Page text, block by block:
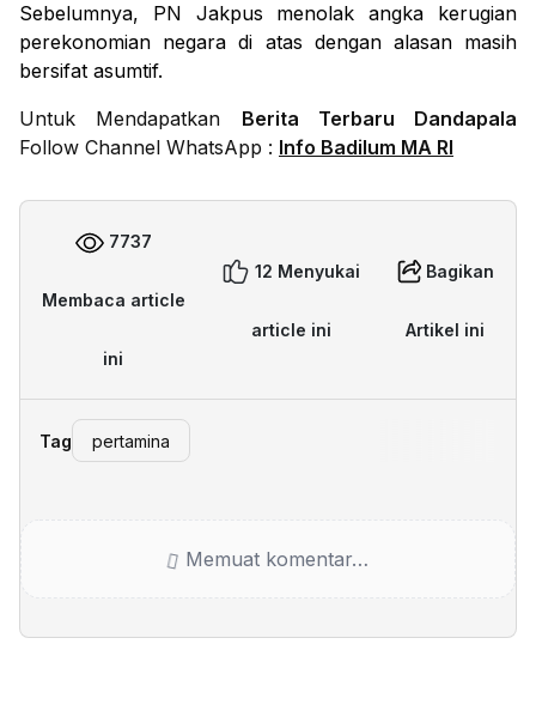
Sebelumnya, PN Jakpus menolak angka kerugian
perekonomian negara di atas dengan alasan masih
bersifat asumtif.
Untuk Mendapatkan Berita Terbaru Dandapala
Follow Channel WhatsApp : Info Badilum MA RI
7737
Membaca article
ini
12 Menyukai
article ini
Bagikan
Artikel ini
Tag pertamina
Memuat komentar…